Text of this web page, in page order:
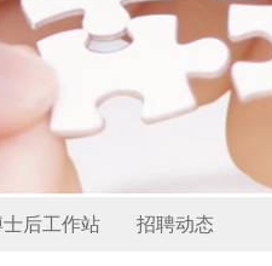
士后工作站 招聘动态